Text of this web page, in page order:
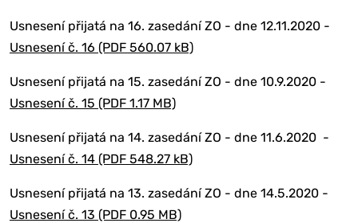
Usnesení přijatá na 16. zasedání ZO - dne 12.11.2020 -
Usnesení č. 16 (PDF 560.07 kB)
Usnesení přijatá na 15. zasedání ZO - dne 10.9.2020 -
Usnesení č. 15 (PDF 1.17 MB)
Usnesení přijatá na 14. zasedání ZO - dne 11.6.2020 -
Usnesení č. 14 (PDF 548.27 kB)
Usnesení přijatá na 13. zasedání ZO - dne 14.5.2020 -
Usnesení č. 13 (PDF 0.95 MB)